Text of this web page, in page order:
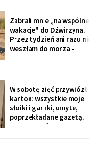
powiedział cicho: „niech
się mama na nią nie
gniewa. Ona zapomina, że
mama nie będzie
Zabrali mnie „na wspólne
wakacje" do Dźwirzyna.
Przez tydzień ani razu nie
weszłam do morza -
powrotnej syn zapytał: „i
jak, mamo, odpoczęłaś?".
Piasek przywiozłam tylko
w butach, z placu
W sobotę zięć przywiózł
karton: wszystkie moje
słoiki i garnki, umyte,
poprzekładane gazetą.
„Synowa mówi, że już nie